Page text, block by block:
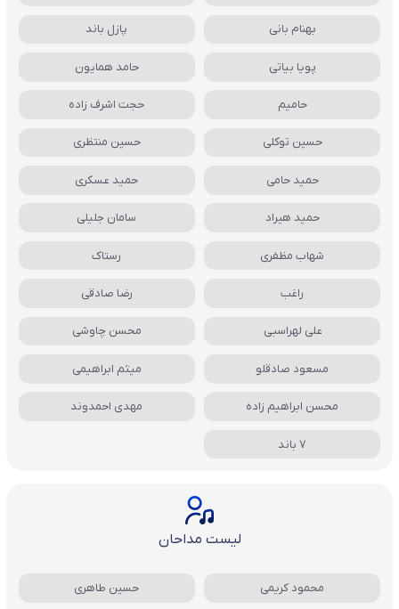
بهنام بانی پازل باند
پویا بیاتی حامد همایون
حامیم حجت اشرف زاده
حسین توکلی حسین منتظری
حمید حامی حمید عسکری
حمید هیراد سامان جلیلی
شهاب مظفری رستاک
راغب رضا صادقی
علی لهراسبی محسن چاوشی
مسعود صادقلو میثم ابراهیمی
محسن ابراهیم زاده مهدی احمدوند
7 باند
لیست مداحان
محمود کریمی حسین طاهری